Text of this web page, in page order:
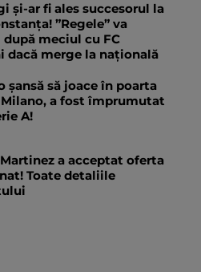
și-ar fi ales succesorul la
”Regele” va
după meciul cu FC
dacă merge la națională
șansă să joace în poarta
a fost împrumutat
A!
a acceptat oferta
Toate detaliile